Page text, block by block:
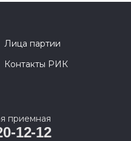
Лица партии
Контакты РИК
приемная
12-12